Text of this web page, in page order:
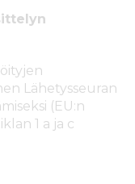
Lähetysseuran
(EU:n
1 a ja c